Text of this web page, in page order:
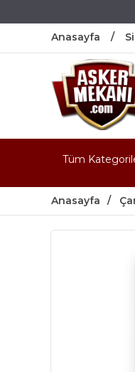
Anasayfa
Tüm
Anasayfa